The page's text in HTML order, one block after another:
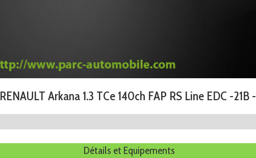
RENAULT Arkana 1.3 TCe 140ch FAP RS Line EDC -21B -
Détails et Equipements